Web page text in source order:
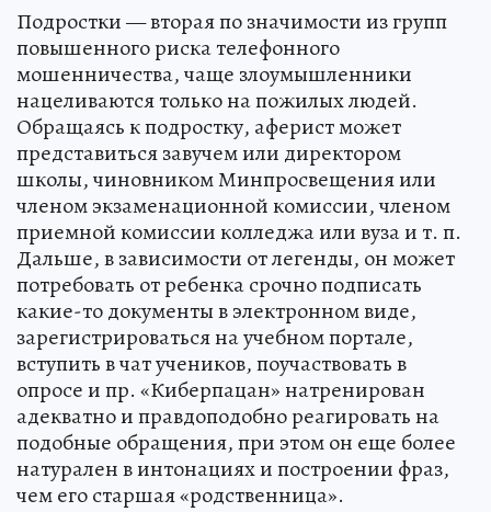
Подростки — вторая по значимости из групп
повышенного риска телефонного
мошенничества, чаще злоумышленники
нацеливаются только на пожилых людей.
Обращаясь к подростку, аферист может
представиться завучем или директором
школы, чиновником Минпросвещения или
членом экзаменационной комиссии, членом
приемной комиссии колледжа или вуза и т. п.
Дальше, в зависимости от легенды, он может
потребовать от ребенка срочно подписать
какие-то документы в электронном виде,
зарегистрироваться на учебном портале,
вступить в чат учеников, поучаствовать в
опросе и пр. «Киберпацан» натренирован
адекватно и правдоподобно реагировать на
подобные обращения, при этом он еще более
натурален в интонациях и построении фраз,
чем его старшая «родственница».